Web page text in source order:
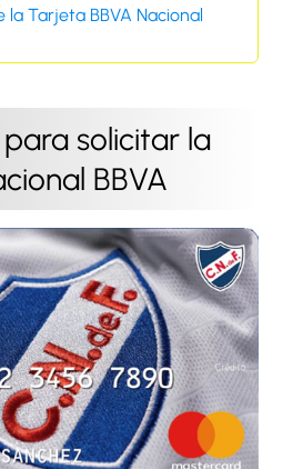
la Tarjeta BBVA Nacional
solicitar la
BBVA